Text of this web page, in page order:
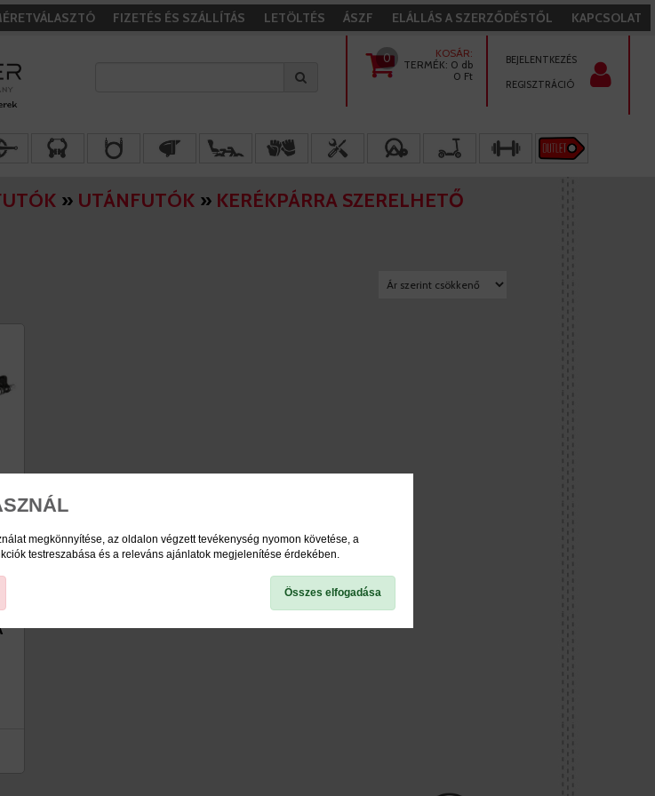
megkönnyítése, az oldalon végzett tevékenység nyomon követése, a
testreszabása és a releváns ajánlatok megjelenítése érdekében.
Összes elfogadása
FIZETÉS ÉS SZÁLLÍTÁS LETÖLTÉS ÁSZF ELÁLLÁS A SZERZŐDÉSTŐL KAPCSOLAT
0
KOSÁR:
TERMÉK: 0 db
0 Ft
BEJELENTKEZÉS
REGISZTRÁCIÓ
» UTÁNFUTÓK » KERÉKPÁRRA SZERELHETŐ